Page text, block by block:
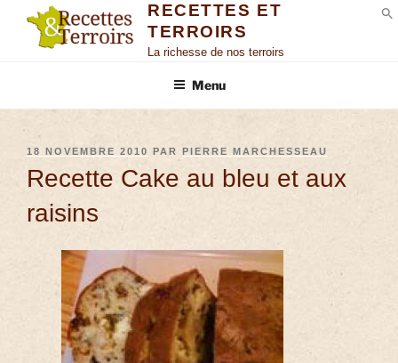
RECETTES ET
TERROIRS
La richesse de nos terroirs
Menu
18 NOVEMBRE 2010 PAR PIERRE MARCHESSEAU
Recette Cake au bleu et aux
raisins